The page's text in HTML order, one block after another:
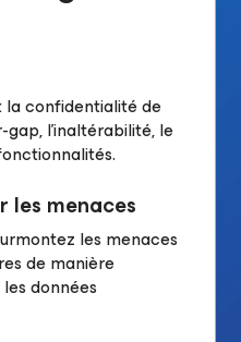
la confidentialité de
gap, l’inaltérabilité, le
les menaces
les menaces
de manière
données